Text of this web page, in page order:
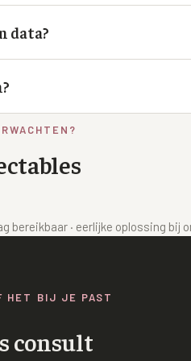
en onderzoek.
data?
inzage.
zijn optioneel
bereikbaar · eerlijke oplossing bij
HET BIJ JE PAST
consult